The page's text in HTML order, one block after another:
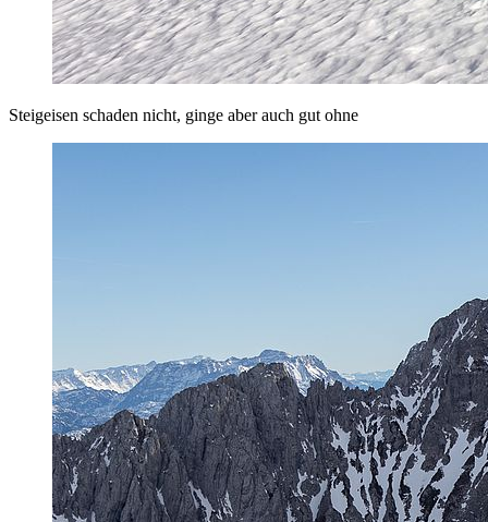
Steigeisen schaden nicht, ginge aber auch gut ohne